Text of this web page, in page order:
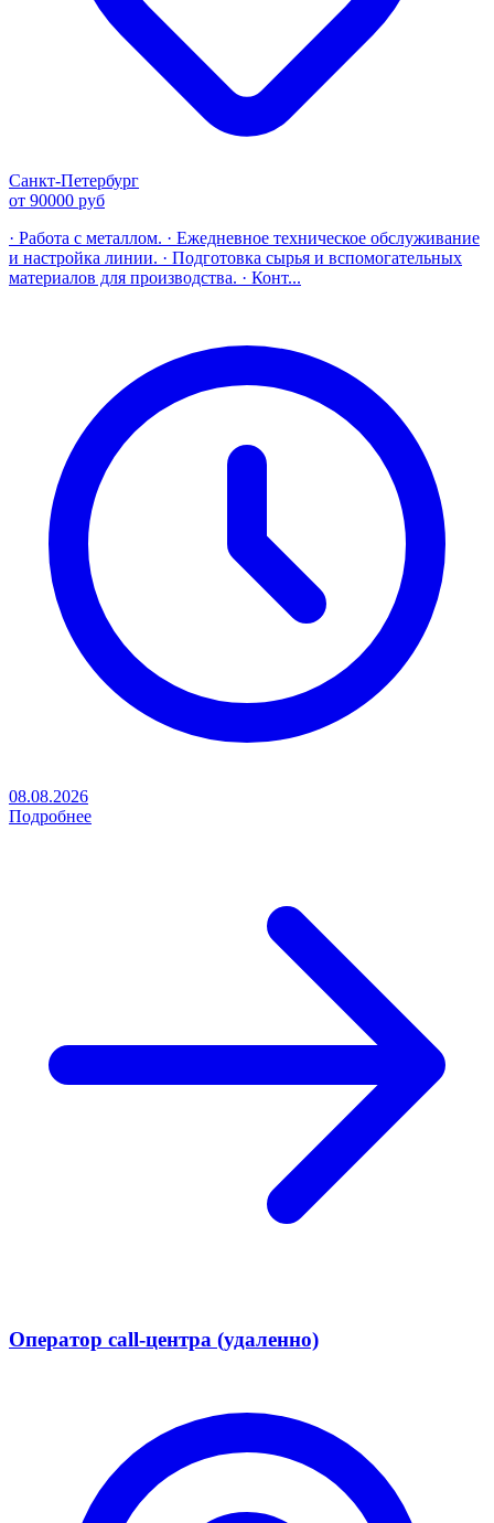
Санкт-Петербург
от 90000 руб
· Работа с металлом. · Ежедневное техническое обслуживание
и настройка линии. · Подготовка сырья и вспомогательных
материалов для производства. · Конт...
08.08.2026
Подробнее
Оператор call-центра (удаленно)